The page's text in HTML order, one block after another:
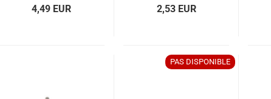
4,49 EUR 2,53 EUR
PAS DISPONIBLE